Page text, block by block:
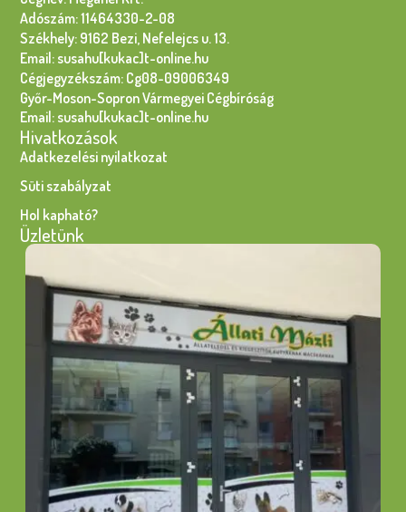
Adószám: 11464330-2-08
Székhely: 9162 Bezi, Nefelejcs u. 13.
Email: susahu[kukac]t-online.hu
Cégjegyzékszám: Cg08-09006349
Győr-Moson-Sopron Vármegyei Cégbíróság
Email: susahu[kukac]t-online.hu
Hivatkozások
Adatkezelési nyilatkozat
Süti szabályzat
Hol kapható?
Üzletünk